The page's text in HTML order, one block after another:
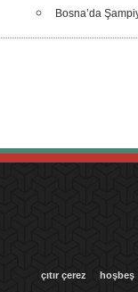
Bosna’da
çıtır çerez hoşbeş